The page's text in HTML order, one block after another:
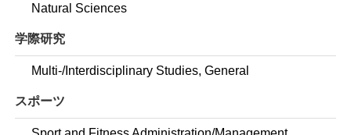
Natural Sciences
学際研究
Multi-/Interdisciplinary Studies, General
スポーツ